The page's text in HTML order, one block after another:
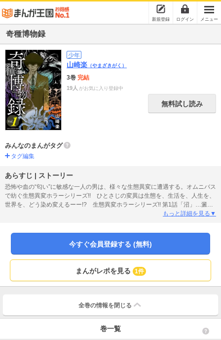
新規登録 ログイン メニュー
奇種博物録
少年
山崎楽 （やまざきがく）
3巻 完結
19人 がお気に入り登録中
無料試し読み
みんなのまんがタグ
タグ編集
あらすじ | ストーリー
恐怖や血の“匂い”に敏感な一人の男は、様々な生態異変に遭遇する。オムニバス
で紡ぐ生態異変ホラーシリーズ!! ひとさじの変異は生態を、生活を、人生を、
世界を、どう染め変えるーー!? 生態異変ホラーシリーズ!! 第1話「沼」…澱む
水底。そこに積もったのは…。悪徳ブリーダーは“奴ら”の恨みを買って!? 第2話
はダニ捕りシートを置くが!? 第3話「罠」…張り巡らされた“糸”が獲物をからめ
とる。とある会社員は企画案を同期に盗まれてしまう! その復讐をしようとし
て!? 第4話「標」…行き過ぎた知性が向かう先はー!? 公園で一人遊ぶ子供にカ
ラスが一羽近づいてきて!? 第5話「穴」…闇で蠢く蛙が日常をカエル、常識をカ
エル、意識をカエル。そして貴方をカエル。
もっと詳細を見る▼
今すぐ会員登録する (無料)
まんがレポを見る 1件
全巻の情報を 閉じる
巻一覧